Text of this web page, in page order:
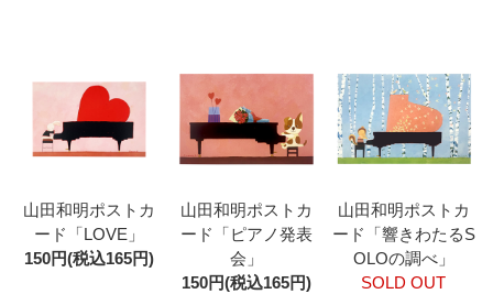
山田和明ポストカ
ード「LOVE」
150円(税込165円)
山田和明ポストカ
ード「ピアノ発表
会」
150円(税込165円)
山田和明ポストカ
ード「響きわたるS
OLOの調べ」
SOLD OUT